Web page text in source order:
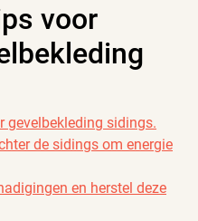
voor
gevelbekleding sidings.
de sidings om energie
en herstel deze